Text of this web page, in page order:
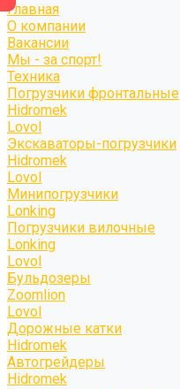
Главная
О компании
Вакансии
Мы - за спорт!
Техника
Погрузчики фронтальные
Hidromek
Lovol
Экскаваторы-погрузчики
Hidromek
Lovol
Минипогрузчики
Lonking
Погрузчики вилочные
Lonking
Lovol
Бульдозеры
Zoomlion
Lovol
Дорожные катки
Hidromek
Автогрейдеры
Hidromek